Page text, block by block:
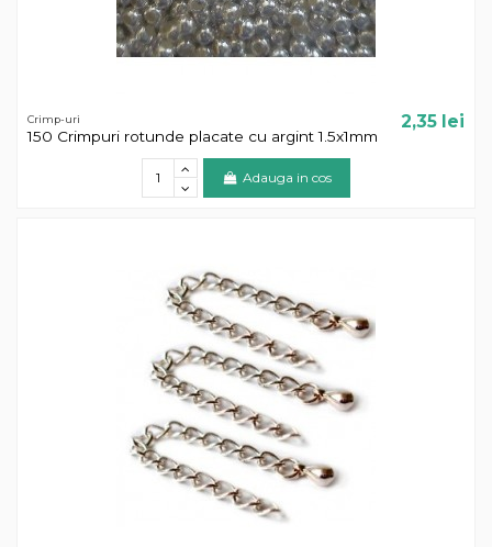
Crimp-uri
150 Crimpuri rotunde placate cu argint 1.5x1mm
2,35 lei
Adauga in cos